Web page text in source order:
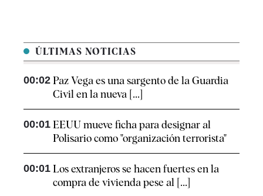
ÚLTIMAS NOTICIAS
00:02 Paz Vega es una sargento de la Guardia
Civil en la nueva [...]
00:01 EEUU mueve ficha para designar al
Polisario como "organización terrorista"
00:01 Los extranjeros se hacen fuertes en la
compra de vivienda pese al [...]